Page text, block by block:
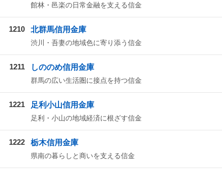
館林・邑楽の日常金融を支える信金
1210 北群馬信用金庫
渋川・吾妻の地域色に寄り添う信金
1211 しののめ信用金庫
群馬の広い生活圏に接点を持つ信金
1221 足利小山信用金庫
足利・小山の地域経済に根ざす信金
1222 栃木信用金庫
県南の暮らしと商いを支える信金